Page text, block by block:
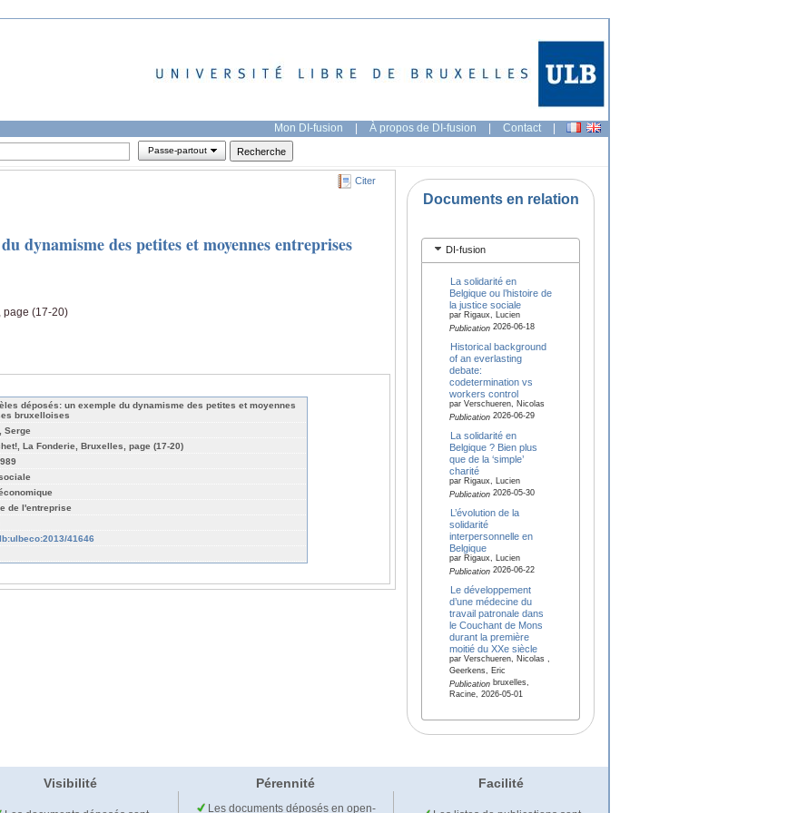
Mon DI-fusion | À propos de DI-fusion | Contact |
Passe-partout
Citer
dynamisme des petites et moyennes entreprises
page (17-20)
déposés: un exemple du dynamisme des petites et moyennes
bruxelloises
Serge
La Fonderie, Bruxelles, page (17-20)
de l'entreprise
41646
Documents en relation
DI-fusion
La solidarité en
Belgique ou l’histoire de
la justice sociale
par Rigaux, Lucien
Publication2026-06-18
Historical background
of an everlasting
debate:
codetermination vs
workers control
par Verschueren, Nicolas
Publication2026-06-29
La solidarité en
Belgique ? Bien plus
que de la ‘simple’
charité
par Rigaux, Lucien
Publication2026-05-30
L’évolution de la
solidarité
interpersonnelle en
Belgique
par Rigaux, Lucien
Publication2026-06-22
Le développement
d’une médecine du
travail patronale dans
le Couchant de Mons
durant la première
moitié du XXe siècle
par Verschueren, Nicolas ,
Geerkens, Eric
Publicationbruxelles,
Racine, 2026-05-01
Visibilité Pérennité Facilité
Les documents déposés en open-